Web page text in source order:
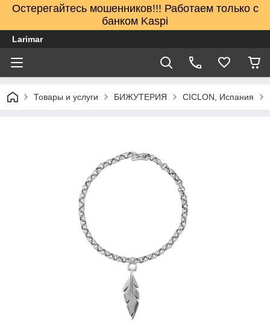
Остерегайтесь мошенников!!! Работаем только с
банком Kaspi
Larimar
Товары и услуги БИЖУТЕРИЯ CICLON, Испания